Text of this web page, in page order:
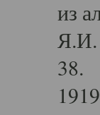
из
Я.И.
38.